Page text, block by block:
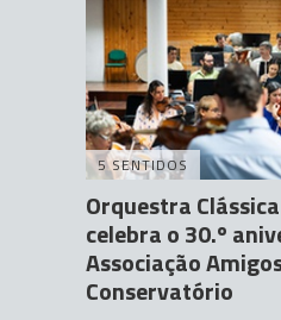
5 SENTIDOS
Orquestra
celebra o 30.º
Associação
Conservatório